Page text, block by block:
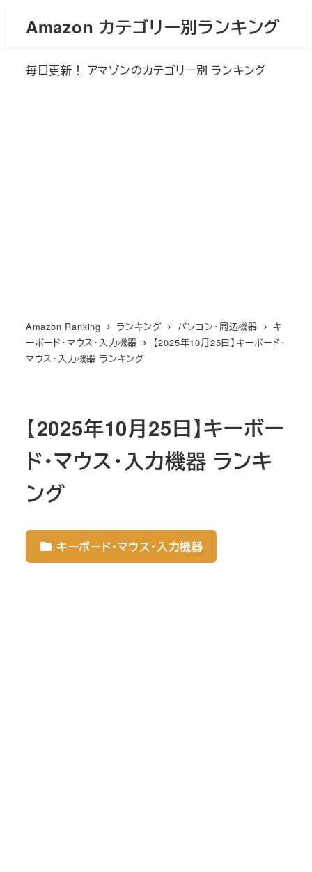
Amazon カテゴリー別ランキング
毎日更新！ アマゾンのカテゴリー別 ランキング
Amazon Ranking ランキング パソコン・周辺機器
キ
ーボード・マウス・入力機器
【2025年10月25日】キーボード・
マウス・入力機器 ランキング
【2025年10月25日】キーボー
ド・マウス・入力機器 ランキ
ング
キーボード・マウス・入力機器